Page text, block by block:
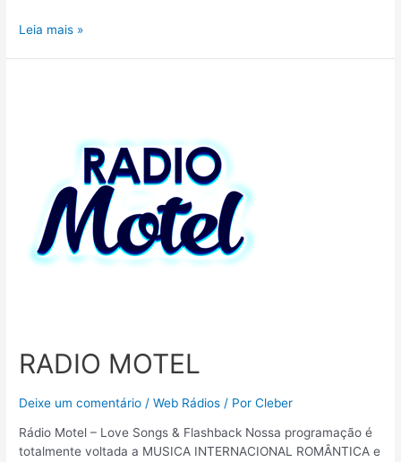
Leia mais »
RADIO MOTEL
Deixe um comentário /Web Rádios / PorCleber
Rádio Motel – Love Songs & Flashback Nossa programação é
totalmente voltada a MUSICA INTERNACIONAL ROMÂNTICA e